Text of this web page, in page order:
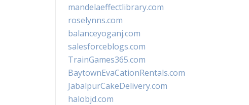
mandelaeffectlibrary.com
roselynns.com
balanceyoganj.com
salesforceblogs.com
TrainGames365.com
BaytownEvaCationRentals.com
JabalpurCakeDelivery.com
halobjd.com